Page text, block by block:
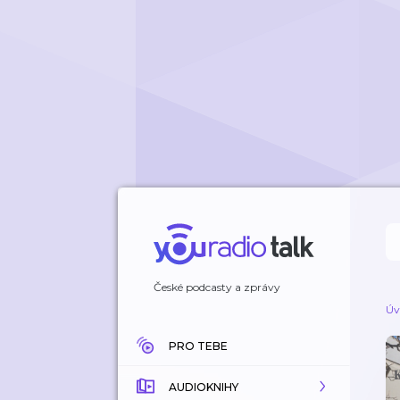
České podcasty a zprávy
PRO TEBE
AUDIOKNIHY